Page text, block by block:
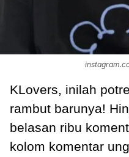
KLovers, inilah
rambut barunya!
belasan ribu
kolom komentar